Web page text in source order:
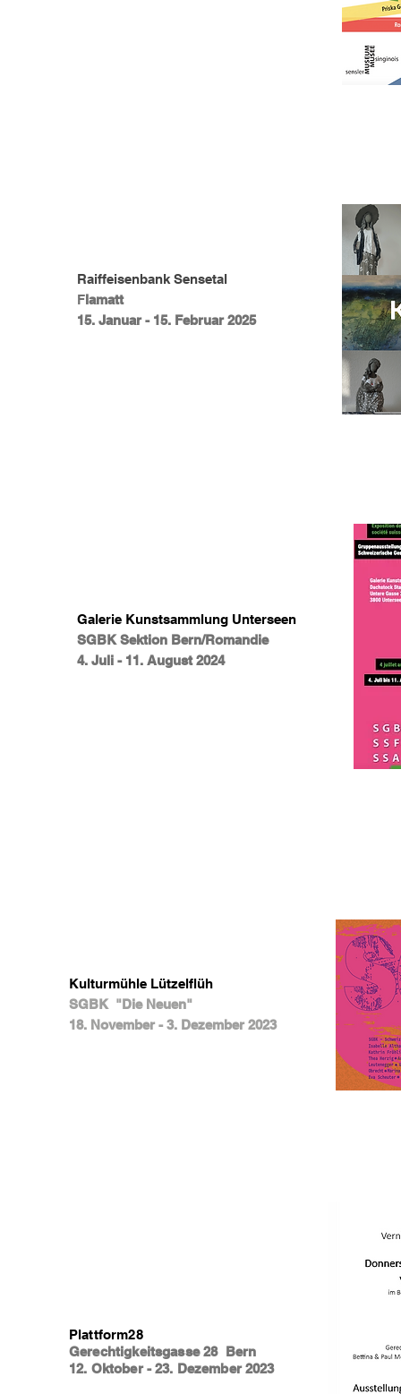
Raiffeisenbank Sensetal
Flamatt
15. Januar - 15. Februar 2025
Galerie Kunstsammlung Unterseen
SGBK Sektion Bern/Romandie
4. Juli - 11. August 2024
Kulturmühle Lützelflüh
SGBK "Die Neuen"
18. November - 3. Dezember 2023
Plattform28
Gerechtigkeitsgasse 28 Bern
12. Oktober - 23. Dezember 2023